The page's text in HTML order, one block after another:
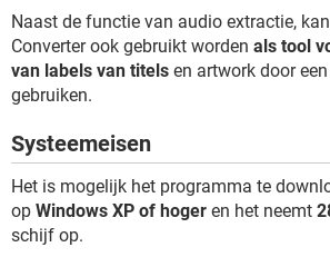
Naast de functie van audio extractie,
Converter ook gebruikt worden als tool
van labels van titels en artwork door
gebruiken.
Systeemeisen
Het is mogelijk het programma te
op Windows XP of hoger en het neemt
schijf op.